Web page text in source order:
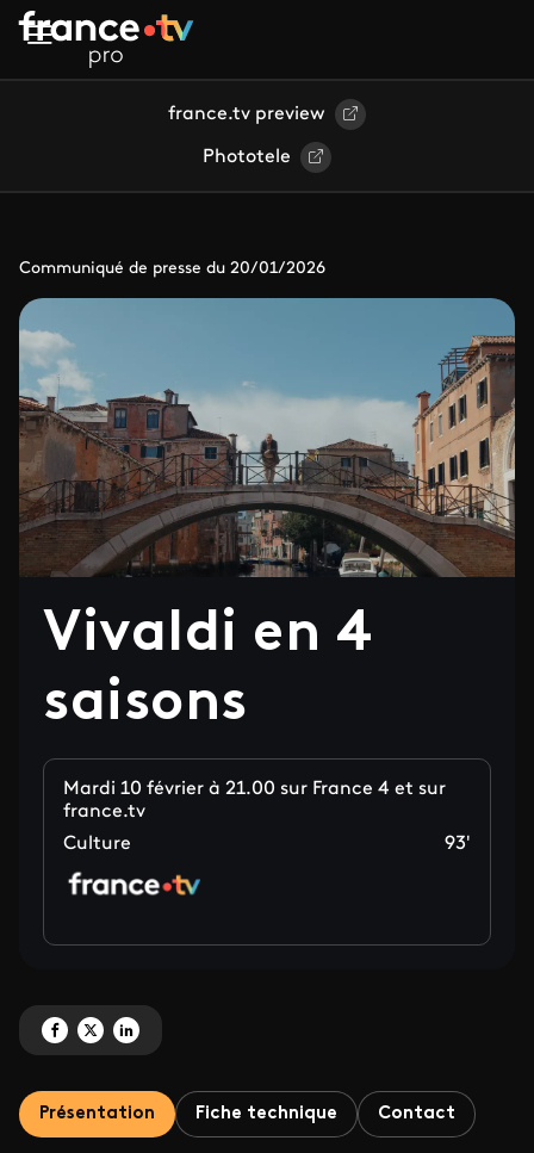
Aller au contenu principal
france.tv preview
Phototele
Communiqué de presse du 20/01/2026
Vivaldi en 4
saisons
Mardi 10 février à 21.00 sur France 4 et sur
france.tv
Culture
93'
Partagez 'Vivaldi en 4 saisons' sur Facebook
Partagez 'Vivaldi en 4 saisons' sur X
Partagez 'Vivaldi en 4 saisons' sur LinkedIn
Présentation Fiche technique Contact